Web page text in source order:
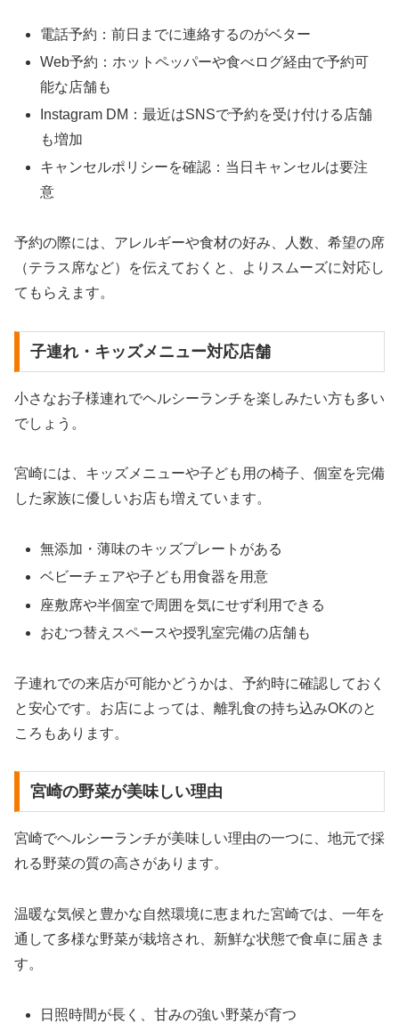
電話予約：前日までに連絡するのがベター
Web予約：ホットペッパーや食べログ経由で予約可
能な店舗も
Instagram DM：最近はSNSで予約を受け付ける店舗
も増加
キャンセルポリシーを確認：当日キャンセルは要注
意
予約の際には、アレルギーや食材の好み、人数、希望の席
（テラス席など）を伝えておくと、よりスムーズに対応し
てもらえます。
子連れ・キッズメニュー対応店舗
小さなお子様連れでヘルシーランチを楽しみたい方も多い
でしょう。
宮崎には、キッズメニューや子ども用の椅子、個室を完備
した家族に優しいお店も増えています。
無添加・薄味のキッズプレートがある
ベビーチェアや子ども用食器を用意
座敷席や半個室で周囲を気にせず利用できる
おむつ替えスペースや授乳室完備の店舗も
子連れでの来店が可能かどうかは、予約時に確認しておく
と安心です。お店によっては、離乳食の持ち込みOKのと
ころもあります。
宮崎の野菜が美味しい理由
宮崎でヘルシーランチが美味しい理由の一つに、地元で採
れる野菜の質の高さがあります。
温暖な気候と豊かな自然環境に恵まれた宮崎では、一年を
通して多様な野菜が栽培され、新鮮な状態で食卓に届きま
す。
日照時間が長く、甘みの強い野菜が育つ